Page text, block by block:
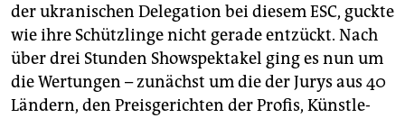
der ukranischen Delegation bei diesem ESC, guckte
wie ihre Schützlinge nicht gerade entzückt. Nach
über drei Stunden Showspektakel ging es nun um
die Wertungen – zunächst um die der Jurys aus 40
Ländern, den Preisgerichten der Profis, Künst­le­